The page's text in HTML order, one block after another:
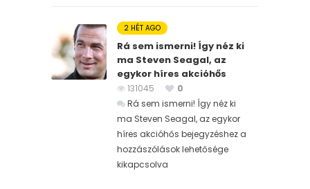
2 HÉT AGO
Rá sem ismerni! Így néz ki
ma Steven Seagal, az
egykor híres akcióhős
131045
0
Rá sem ismerni! Így néz ki
ma Steven Seagal, az egykor
híres akcióhős bejegyzéshez a
hozzászólások lehetősége
kikapcsolva